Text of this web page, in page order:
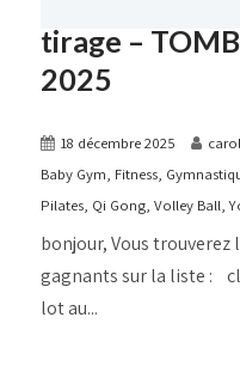
tirage –
2025
18 décembre 2025
Baby Gym, Fitness,
Pilates, Qi Gong,Volley Ball,
bonjour, Vous
gagnants sur la liste :
lot au...